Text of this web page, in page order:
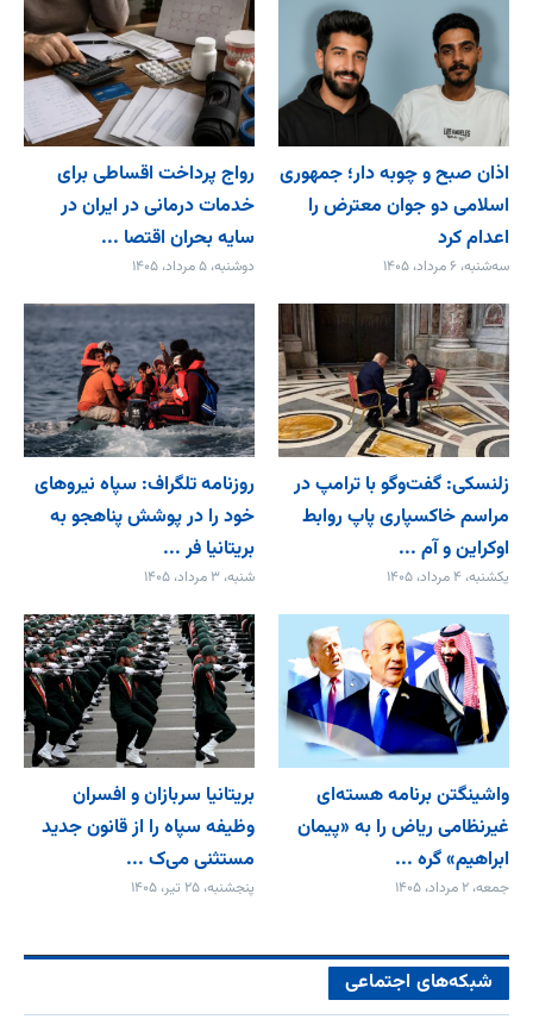
اذان صبح و چوبه دار؛ جمهوری
اسلامی دو جوان معترض را
اعدام کرد
سه‌شنبه، ۶ مرداد، ۱۴۰۵
رواج پرداخت اقساطی برای
خدمات درمانی در ایران در
سایه بحران اقتصا ...
دوشنبه، ۵ مرداد، ۱۴۰۵
زلنسکی: گفت‌وگو با ترامپ در
مراسم خاکسپاری پاپ روابط
اوکراین و آم ...
یکشنبه، ۴ مرداد، ۱۴۰۵
روزنامه تلگراف: سپاه نیروهای
خود را در پوشش پناهجو به
بریتانیا فر ...
شنبه، ۳ مرداد، ۱۴۰۵
واشینگتن برنامه هسته‌ای
غیرنظامی ریاض را به «پیمان‌
ابراهیم» گره ...
جمعه، ۲ مرداد، ۱۴۰۵
بریتانیا سربازان و افسران
وظیفه سپاه را از قانون جدید
مستثنی می‌ک ...
پنجشنبه، ۲۵ تیر، ۱۴۰۵
شبکه‌های اجتماعی